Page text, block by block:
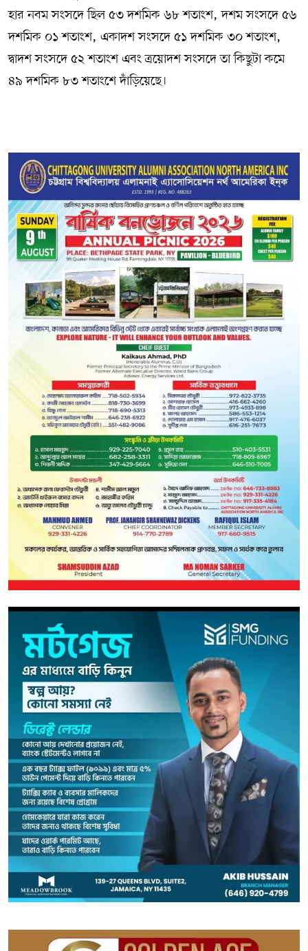
হার নবম সংসদে ছিল ৫৩ দশমিক ৬৮ শতাংশ, দশম সংসদে ৫৬
দশমিক ০১ শতাংশ, একাদশ সংসদে ৫১ দশমিক ৩০ শতাংশ,
দ্বাদশ সংসদে ৫২ শতাংশ এবং ত্রয়োদশ সংসদে তা কিছুটা কমে
৪৯ দশমিক ৮৩ শতাংশে দাঁড়িয়েছে।